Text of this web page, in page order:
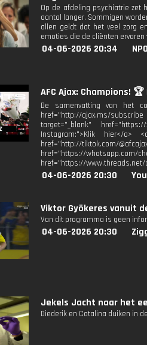
Op de afdeling psychiatrie zet
aantal langer. Sommigen
allen geldt dat het veel zorg
emoties die de cliënten ervaren
04-06-2026 20:34
AFC Ajax: Champions! 🏆
De samenvatting van het
href="http://ajax.ms/subscribe
target="_blank"
Instagram:">Klik hier</a>
href="http://
href="https://
href="https://www.threads.net/
04-06-2026 20:30
Viktor Gyökeres vanuit
Van dit programma is geen
04-06-2026 20:30
Jekels Jacht naar het
Diederik en Catalina duiken in